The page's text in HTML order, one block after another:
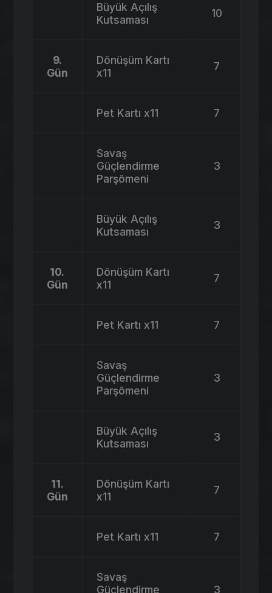
Büyük Açılış
Kutsaması
10
9.
Gün
Dönüşüm Kartı
x11
7
Pet Kartı x11 7
Savaş
Güçlendirme
Parşömeni
3
Büyük Açılış
Kutsaması
3
10.
Gün
Dönüşüm Kartı
x11
7
Pet Kartı x11 7
Savaş
Güçlendirme
Parşömeni
3
Büyük Açılış
Kutsaması
3
11.
Gün
Dönüşüm Kartı
x11
7
Pet Kartı x11 7
Savaş
Güçlendirme
3